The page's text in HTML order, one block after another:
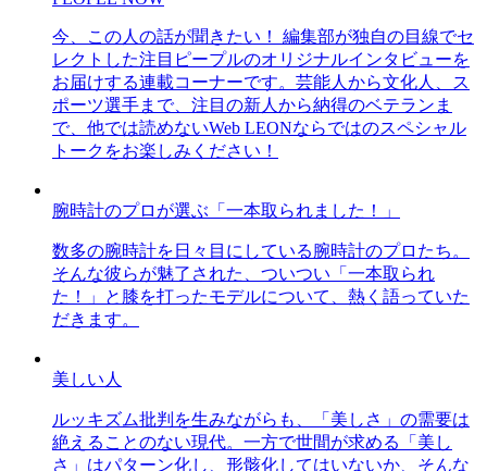
今、この人の話が聞きたい！ 編集部が独自の目線でセ
レクトした注目ピープルのオリジナルインタビューを
お届けする連載コーナーです。芸能人から文化人、ス
ポーツ選手まで、注目の新人から納得のベテランま
で、他では読めないWeb LEONならではのスペシャル
トークをお楽しみください！
腕時計のプロが選ぶ「一本取られました！」
数多の腕時計を日々目にしている腕時計のプロたち。
そんな彼らが魅了された、ついつい「一本取られ
た！」と膝を打ったモデルについて、熱く語っていた
だきます。
美しい人
ルッキズム批判を生みながらも、「美しさ」の需要は
絶えることのない現代。一方で世間が求める「美し
さ」はパターン化し、形骸化してはいないか、そんな